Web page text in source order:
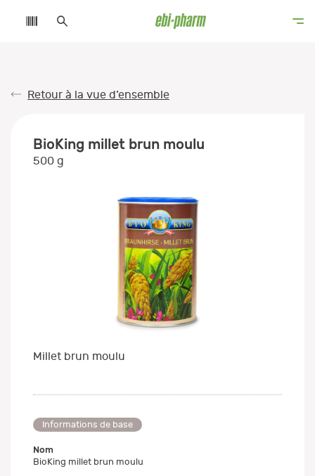
Retour à la vue d’ensemble
BioKing millet brun moulu
500 g
Millet brun moulu
Informations de base
Nom
BioKing millet brun moulu